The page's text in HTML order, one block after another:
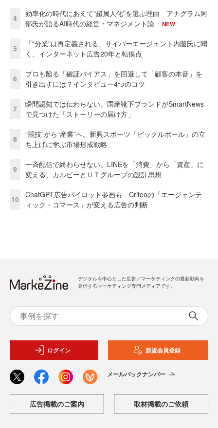
4
効率化の時代にあえて“超属人化”を選ぶ理由 アナグラム阿
部氏が語るAI時代の経営・マネジメント論
NEW
5
「“分業”は再定義される」サイバーエージェント内藤氏に聞
く、インターネット広告20年と転換点
6
プロも陥る「確証バイアス」を回避して「顧客の本音」を
引き出すには？インタビュー4つのコツ
7
瞬間認知では伝わらない。国産靴下ブランドがSmartNews
で見つけた「ストーリーの届け方」
8
“競技”から“産業”へ。新興スポーツ「ピックルボール」の立
ち上げに学ぶ市場形成戦略
9
一斉配信で終わらせない。LINEを「消費」から「資産」に
変える、カルビーとＵＴグループの設計思想
10
ChatGPT広告パイロット参画も Criteoの「エージェンテ
ィック・コマース」が変える広告の判断
デジタルを中心とした広告／マーケティングの最新動向を
発信するマーケティング専門メディアです。
ログイン 新規会員登録
メールバックナンバー
広告掲載のご案内 取材掲載のご依頼